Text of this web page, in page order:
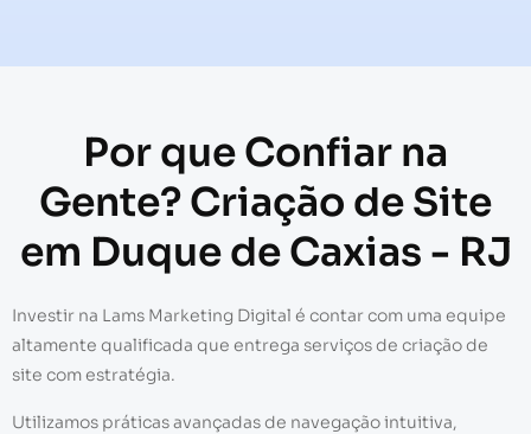
Por que Confiar na
Gente? Criação de Site
em Duque de Caxias - RJ
Investir na Lams Marketing Digital é contar com uma equipe
altamente qualificada que entrega serviços de criação de
site com estratégia.
Utilizamos práticas avançadas de navegação intuitiva,